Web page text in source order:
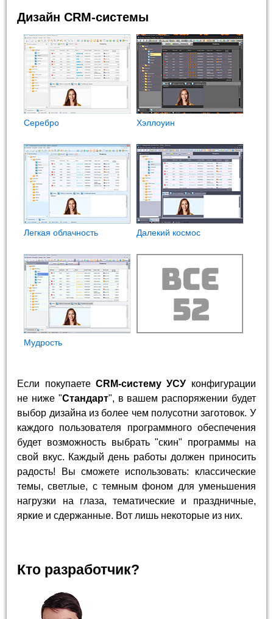
Дизайн CRM-системы
Cеребро Хэллоуин
Легкая облачность Далекий космос
Мудрость
Если покупаете CRM-систему УСУ конфигурации
не ниже "Стандарт", в вашем распоряжении будет
выбор дизайна из более чем полусотни заготовок. У
каждого пользователя программного обеспечения
будет возможность выбрать "скин" программы на
свой вкус. Каждый день работы должен приносить
радость! Вы сможете использовать: классические
темы, светлые, с темным фоном для уменьшения
нагрузки на глаза, тематические и праздничные,
яркие и сдержанные. Вот лишь некоторые из них.
Кто разработчик?